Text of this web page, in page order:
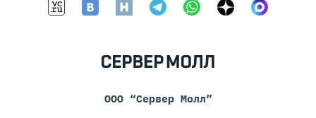
ООО “Сервер Молл”